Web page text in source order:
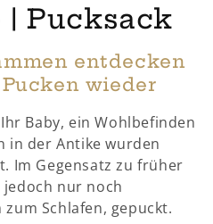
| Pucksack
entdecken
wieder
Baby, ein Wohlbefinden
in der Antike wurden
Im Gegensatz zu früher
nur noch
Schlafen, gepuckt.